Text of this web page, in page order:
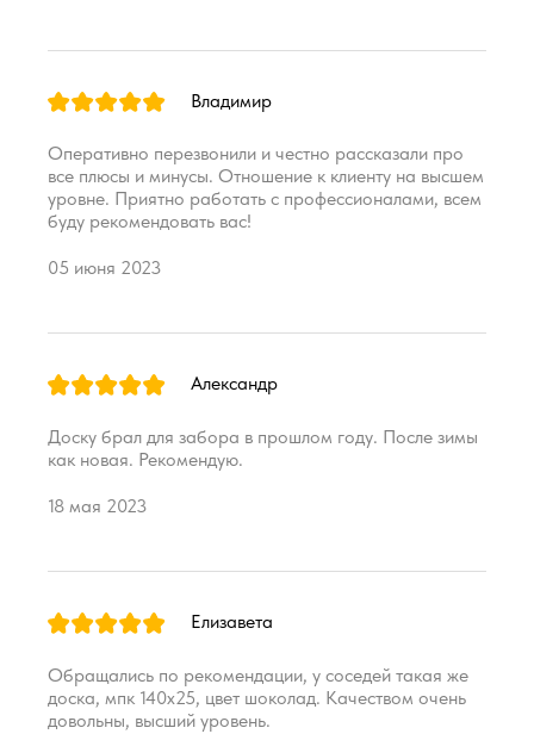
Владимир
Оперативно перезвонили и честно рассказали про
все плюсы и минусы. Отношение к клиенту на высшем
уровне. Приятно работать с профессионалами, всем
буду рекомендовать вас!
05 июня 2023
Александр
Доску брал для забора в прошлом году. После зимы
как новая. Рекомендую.
18 мая 2023
Елизавета
Обращались по рекомендации, у соседей такая же
доска, мпк 140х25, цвет шоколад. Качеством очень
довольны, высший уровень.